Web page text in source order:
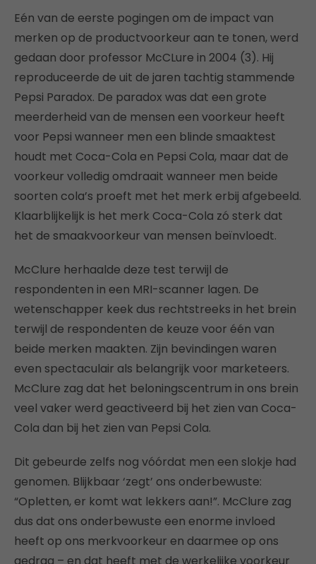
Eén van de eerste pogingen om de impact van
merken op de productvoorkeur aan te tonen, werd
gedaan door professor McCLure in 2004 (3). Hij
reproduceerde de uit de jaren tachtig stammende
Pepsi Paradox. De paradox was dat een grote
meerderheid van de mensen een voorkeur heeft
voor Pepsi wanneer men een blinde smaaktest
houdt met Coca-Cola en Pepsi Cola, maar dat de
voorkeur volledig omdraait wanneer men beide
soorten cola’s proeft met het merk erbij afgebeeld.
Klaarblijkelijk is het merk Coca-Cola zó sterk dat
het de smaakvoorkeur van mensen beïnvloedt.
McClure herhaalde deze test terwijl de
respondenten in een MRI-scanner lagen. De
wetenschapper keek dus rechtstreeks in het brein
terwijl de respondenten de keuze voor één van
beide merken maakten. Zijn bevindingen waren
even spectaculair als belangrijk voor marketeers.
McClure zag dat het beloningscentrum in ons brein
veel vaker werd geactiveerd bij het zien van Coca-
Cola dan bij het zien van Pepsi Cola.
Dit gebeurde zelfs nog vóórdat men een slokje had
genomen. Blijkbaar ‘zegt’ ons onderbewuste:
“Opletten, er komt wat lekkers aan!”. McClure zag
dus dat ons onderbewuste een enorme invloed
heeft op ons merkvoorkeur en daarmee op ons